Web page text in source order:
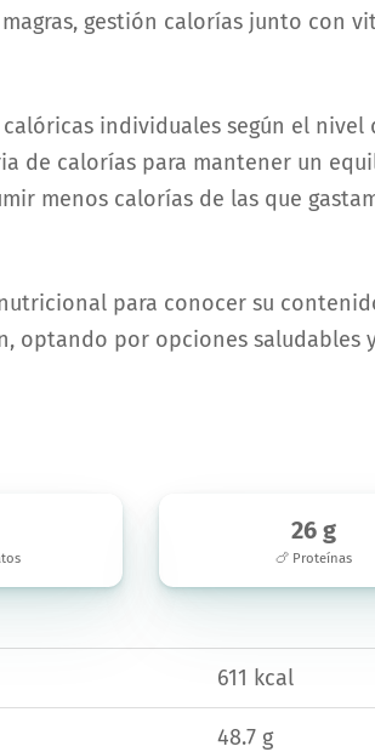
gestión calorías junto con
individuales según el nivel
de calorías para mantener un
menos calorías de las que
para conocer su
optando por opciones saludables
26 g
🍗 Proteínas
611 kcal
48.7 g